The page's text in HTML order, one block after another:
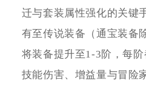
迁与套装属性强化的关键
有至传说装备（通宝装备
将装备提升至1-3阶，每
技能伤害、增益量与冒险